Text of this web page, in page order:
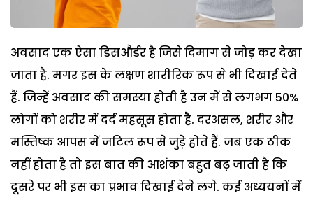
अवसाद एक ऐसा डिसऔर्डर है जिसे दिमाग से जोड़ कर देखा
जाता है. मगर इस के लक्षण शारीरिक रूप से भी दिखाई देते
हैं. जिन्हें अवसाद की समस्या होती है उन में से लगभग 50%
लोगों को शरीर में दर्द महसूस होता है. दरअसल, शरीर और
मस्तिष्क आपस में जटिल रूप से जुड़े होते हैं. जब एक ठीक
नहीं होता है तो इस बात की आशंका बहुत बढ़ जाती है कि
दूसरे पर भी इस का प्रभाव दिखाई देने लगे. कई अध्ययनों में